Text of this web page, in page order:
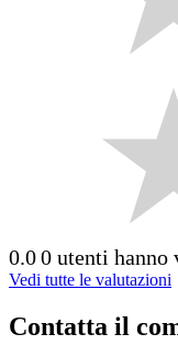
0.00 utenti hanno
Vedi tutte le valutazioni
Contatta il